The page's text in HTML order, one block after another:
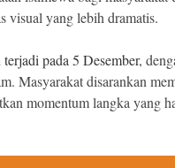
visual yang lebih dramatis.
pada 5 Desember,
Masyarakat disarankan
momentum langka yang